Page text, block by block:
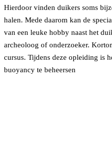
Hierdoor vinden duikers soms
halen. Mede daarom kan de
van een leuke hobby naast het
archeoloog of onderzoeker.
cursus. Tijdens deze opleiding is
buoyancy te beheersen